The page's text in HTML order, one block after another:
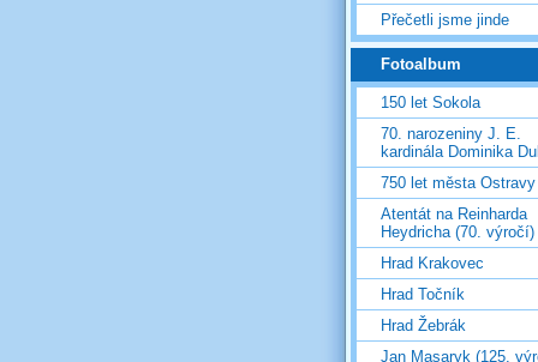
Přečetli jsme jinde
Fotoalbum
150 let Sokola
70. narozeniny J. E.
kardinála Dominika
750 let města Ostravy
Atentát na Reinharda
Heydricha (70. výročí)
Hrad Krakovec
Hrad Točník
Hrad Žebrák
Jan Masaryk (125.